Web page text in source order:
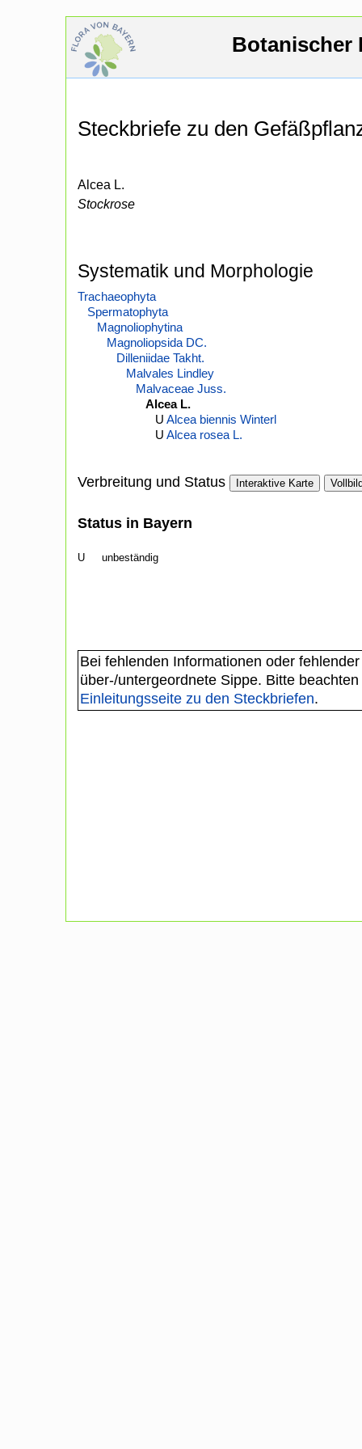
Botanischer
Steckbriefe zu den
Alcea L.
Stockrose
Systematik und Morphologie
Trachaeophyta
Spermatophyta
Magnoliophytina
Magnoliopsida DC.
Dilleniidae Takht.
Malvales Lindley
Malvaceae Juss.
Alcea L.
U Alcea biennis Winterl
U Alcea rosea L.
Verbreitung und Status Interaktive Karte
Status in Bayern
U unbeständig
Bei fehlenden Informationen oder
über-/untergeordnete Sippe. Bitte
Einleitungsseite zu den Steckbriefen.